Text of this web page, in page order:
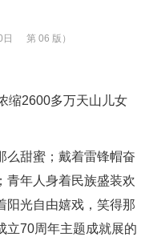
第 06 版）
2600多万天山儿女
甜蜜；戴着雷锋帽奋
青年人身着民族盛装欢
阳光自由嬉戏，笑得那
70周年主题成就展的